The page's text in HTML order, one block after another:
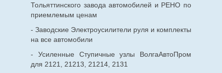
Тольяттинского завода автомобилей и РЕНО по
приемлемым ценам
- Заводские Электроусилители руля и комплекты
на все автомобили
- Усиленные Ступичные узлы ВолгаАвтоПром
для 2121, 21213, 21214, 2131